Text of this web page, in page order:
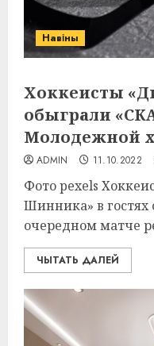
Навіны
Хоккеисты
обыграли
Молодежной
ADMIN 11.10.2022
Фото pexels
Шинника» в гостях
очередном матче
ЧЫТАТЬ ДАЛЕЙ